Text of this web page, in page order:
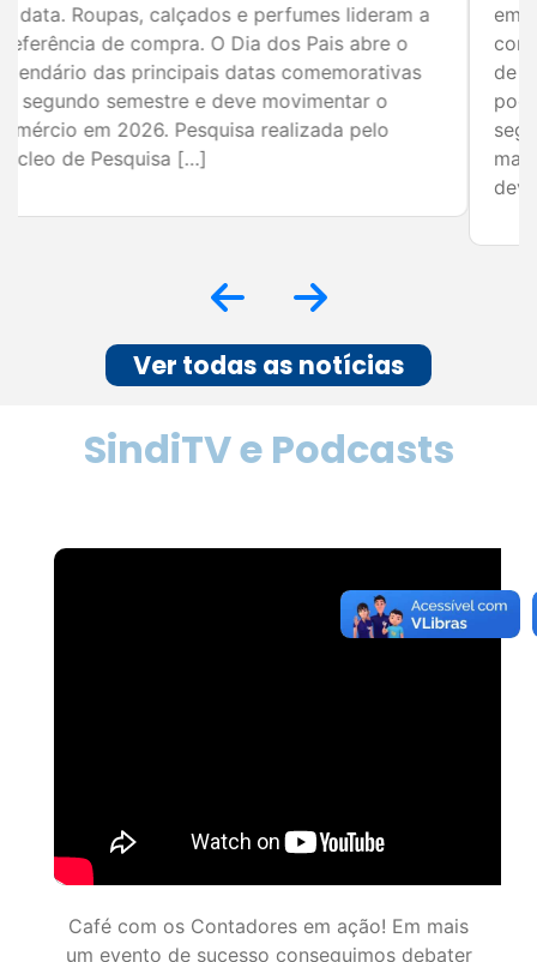
empresários para as principais datas
comemorativas do segundo semestre. Em Juiz
de Fora, planejamento e estratégias comerciais
podem ampliar os resultados do varejo. O
segundo semestre concentra algumas das datas
mais importantes para o comércio brasileiro e
Ver todas as notícias
SindiTV e Podcasts
Café com os Contadores em ação! Em mais
um evento de sucesso conseguimos debater